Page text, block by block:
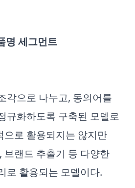
명 세그먼트
각으로 나누고, 동의어를
규화하도록 구축된 모델로
으로 활용되지는 않지만
브랜드 추출기 등 다양한
로 활용되는 모델이다.